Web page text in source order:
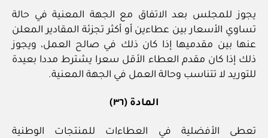
يجوز للمجلس بعد الاتفاق مع الجهة المعنية في حالة
تساوي الأسعار بين عطاءين أو أكثر تجزئة المقادير المعلن
عنها بين مقدميها إذا كان ذلك في صالح العمل، ويجوز
ذلك إذا كان مقدم العطاء الأقل سعرا يشترط مددا بعيدة
للتوريد لا تتناسب وحالة العمل في الجهة المعنية.
المادة (٣٦)
تعطى الأفضلية في العطاءات للمنتجات الوطنية